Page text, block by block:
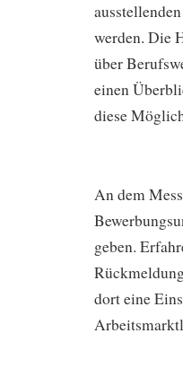
werden. Die
über
einen
diese
An dem
geben.
dort eine